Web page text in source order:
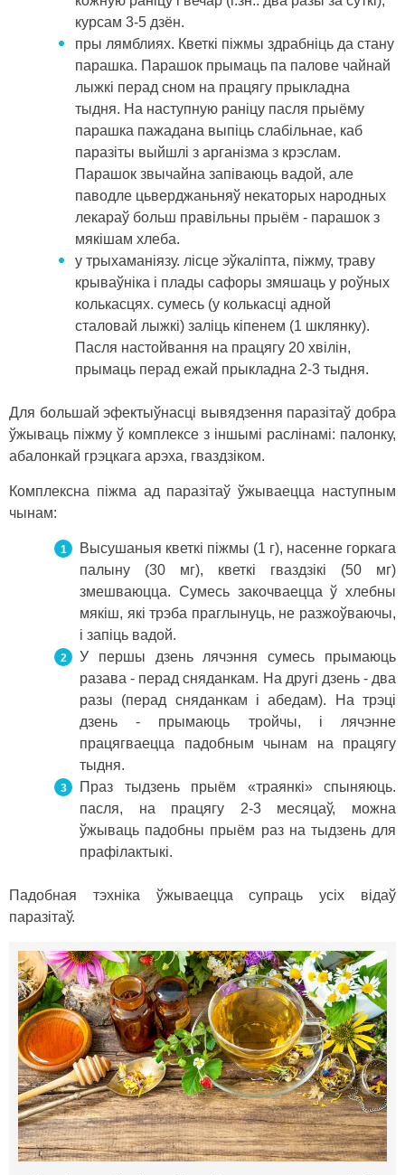
курсам 3-5 дзён.
пры лямблиях. Кветкі піжмы здрабніць да стану
парашка. Парашок прымаць па палове чайнай
лыжкі перад сном на працягу прыкладна
тыдня. На наступную раніцу пасля прыёму
парашка пажадана выпіць слабільнае, каб
паразіты выйшлі з арганізма з крэслам.
Парашок звычайна запіваюць вадой, але
паводле цьверджаньняў некаторых народных
лекараў больш правільны прыём - парашок з
мякішам хлеба.
у трыхаманіязу. лісце эўкаліпта, піжму, траву
крываўніка і плады сафоры змяшаць у роўных
колькасцях. сумесь (у колькасці адной
сталовай лыжкі) заліць кіпенем (1 шклянку).
Пасля настойвання на працягу 20 хвілін,
прымаць перад ежай прыкладна 2-3 тыдня.
Для большай эфектыўнасці вывядзення паразітаў добра
ўжываць піжму ў комплексе з іншымі раслінамі: палонку,
абалонкай грэцкага арэха, гваздзіком.
Комплексна піжма ад паразітаў ўжываецца наступным
чынам:
Высушаныя кветкі піжмы (1 г), насенне горкага
палыну (30 мг), кветкі гваздзікі (50 мг)
змешваюцца. Сумесь закочваецца ў хлебны
мякіш, які трэба праглынуць, не разжоўваючы,
і запіць вадой.
У першы дзень лячэння сумесь прымаюць
разава - перад сняданкам. На другі дзень - два
разы (перад сняданкам і абедам). На трэці
дзень - прымаюць тройчы, і лячэнне
працягваецца падобным чынам на працягу
тыдня.
Праз тыдзень прыём «траянкі» спыняюць.
пасля, на працягу 2-3 месяцаў, можна
ўжываць падобны прыём раз на тыдзень для
прафілактыкі.
Падобная тэхніка ўжываецца супраць усіх відаў
паразітаў.